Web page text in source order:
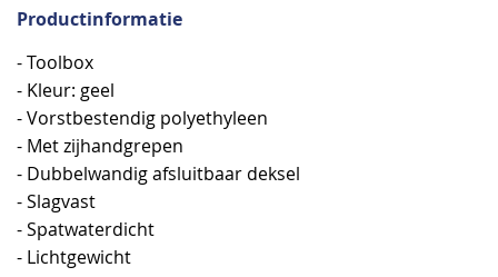
Productinformatie
- Toolbox
- Kleur: geel
- Vorstbestendig polyethyleen
- Met zijhandgrepen
- Dubbelwandig afsluitbaar deksel
- Slagvast
- Spatwaterdicht
- Lichtgewicht